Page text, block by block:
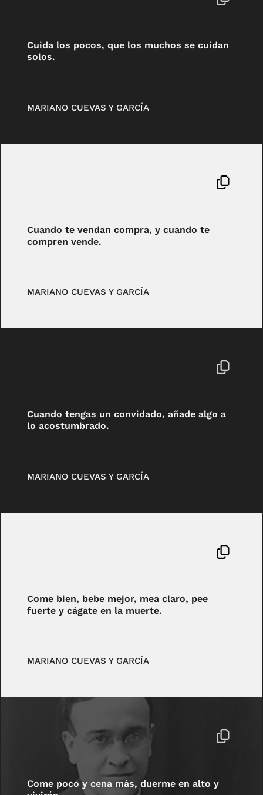
Cuida los pocos, que los muchos se cuidan
solos.
MARIANO CUEVAS Y GARCÍA
Cuando te vendan compra, y cuando te
compren vende.
MARIANO CUEVAS Y GARCÍA
Cuando tengas un convidado, añade algo a
lo acostumbrado.
MARIANO CUEVAS Y GARCÍA
Come bien, bebe mejor, mea claro, pee
fuerte y cágate en la muerte.
MARIANO CUEVAS Y GARCÍA
Come poco y cena más, duerme en alto y